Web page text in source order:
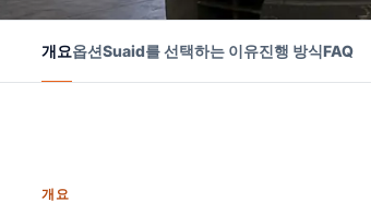
개요옵션Suaid를 선택하는 이유진행 방식FAQ
개요